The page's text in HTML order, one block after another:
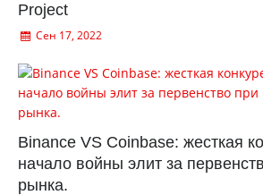
Project
Сен 17, 2022
Binance VS Coinbase: жесткая
начало войны элит за
рынка.